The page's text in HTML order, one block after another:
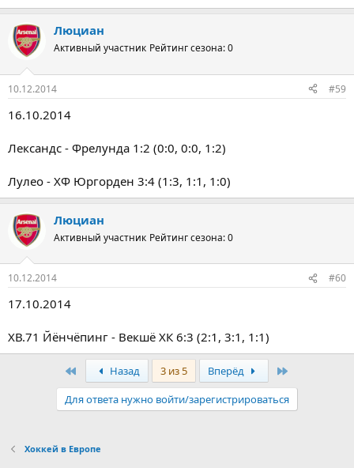
Люциан
Активный участник Рейтинг сезона: 0
10.12.2014 #59
16.10.2014
Лександс - Фрелунда 1:2 (0:0, 0:0, 1:2)
Лулео - ХФ Юргорден 3:4 (1:3, 1:1, 1:0)
Люциан
Активный участник Рейтинг сезона: 0
10.12.2014 #60
17.10.2014
ХВ.71 Йёнчёпинг - Векшё ХК 6:3 (2:1, 3:1, 1:1)
ПервыйНазад 3 из 5 Вперёд
Для ответа нужно войти/зарегистрироваться
Хоккей в Европе